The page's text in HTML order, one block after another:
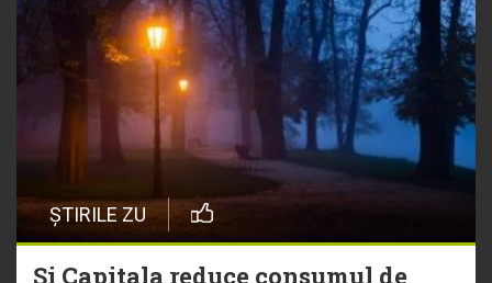
ȘTIRILE ZU
Și Capitala reduce consumul de